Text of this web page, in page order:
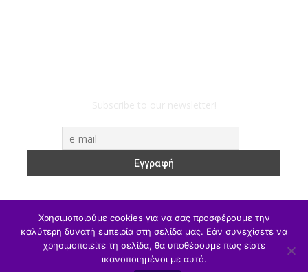
ΥΠΑΙΘΑ Υπηρεσιακά Α/θμια Β/θμια
Γ/θμια
Θέσεις Εργασίας
Αθλητισμός
Χρησιμοποιούμε cookies για να σας προσφέρουμε την
καλύτερη δυνατή εμπειρία στη σελίδα μας. Εάν συνεχίσετε να
χρησιμοποιείτε τη σελίδα, θα υποθέσουμε πως είστε
ικανοποιημένοι με αυτό.